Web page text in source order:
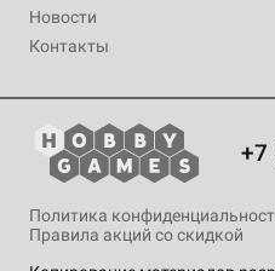
Новости
Контакты
+7
Политика
Правила акций со скидкой